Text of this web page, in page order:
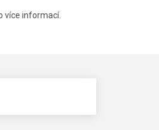
více informací.